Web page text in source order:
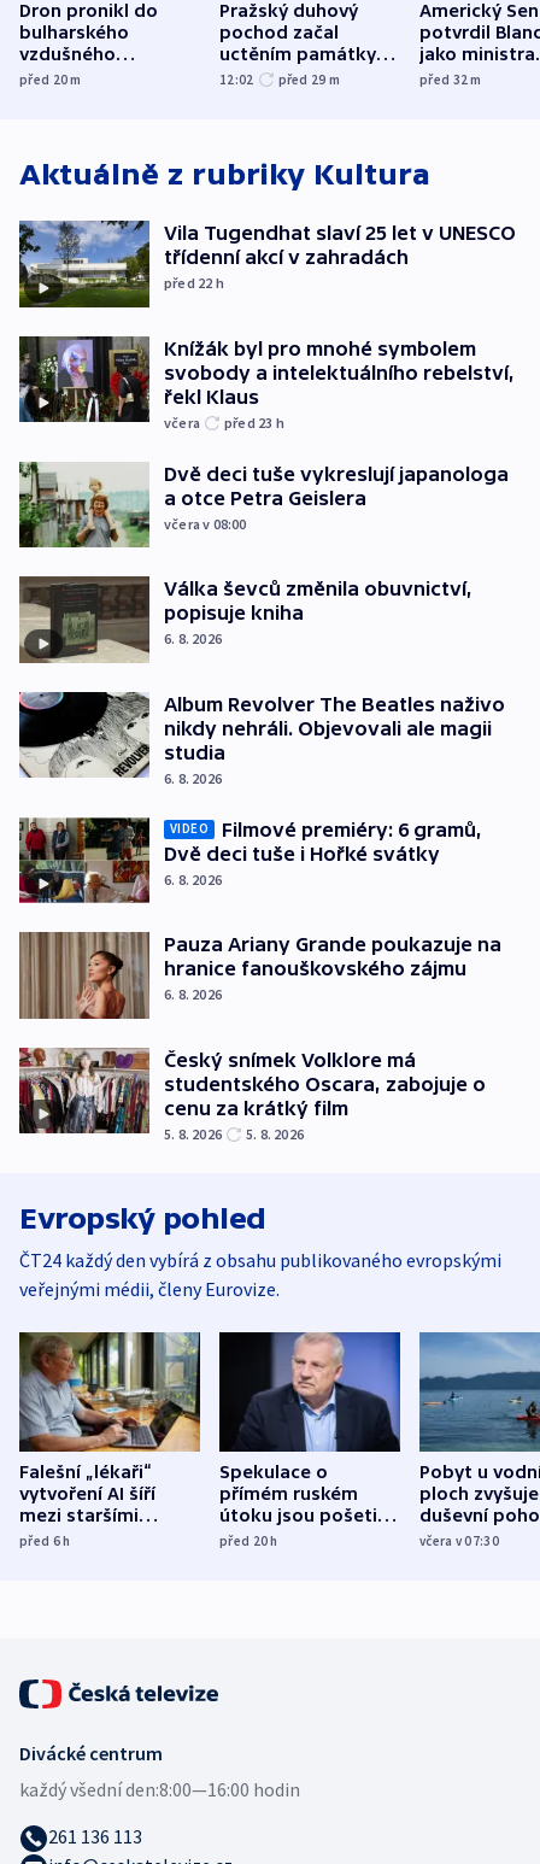
Dron pronikl do
bulharského
vzdušného
prostoru,
před 20m
Pražský duhový
pochod začal
uctěním památky
obětí berlínského
12:02 před 29 m
Americký
potvrdil
jako ministra
před 32m
Aktuálně z rubriky Kultura
Vila Tugendhat slaví 25 let v UNESCO
třídenní akcí v zahradách
před 22 h
Knížák byl pro mnohé symbolem
svobody a intelektuálního rebelství,
řekl Klaus
včera před 23 h
Dvě deci tuše vykreslují japanologa
a otce Petra Geislera
včera v 08:00
Válka ševců změnila obuvnictví,
popisuje kniha
6. 8. 2026
Album Revolver The Beatles naživo
nikdy nehráli. Objevovali ale magii
studia
6. 8. 2026
VIDEO
Filmové premiéry: 6 gramů,
Dvě deci tuše i Hořké svátky
6. 8. 2026
Pauza Ariany Grande poukazuje na
hranice fanouškovského zájmu
6. 8. 2026
Český snímek Volklore má
studentského Oscara, zabojuje o
cenu za krátký film
5. 8. 2026 5. 8. 2026
Evropský pohled
ČT24 každý den vybírá z obsahu publikovaného evropskými
veřejnými médii, členy Eurovize.
Falešní „lékaři“
vytvoření AI šíří
mezi staršími
Poláky nebezpečné
před 6h
Spekulace o
přímém ruském
útoku jsou pošetilé,
míní estonský
před 20h
Pobyt u
ploch zvyšuje
duševní
ukázala
včera v 07:30
Divácké centrum
každý všední den:8:00—16:00 hodin
261 136 113